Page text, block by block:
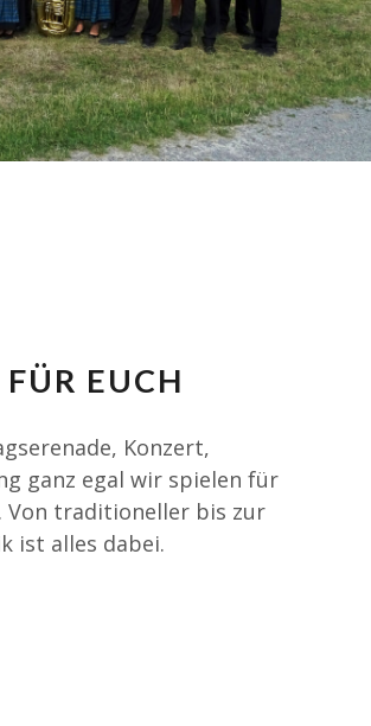
EUCH
Konzert,
ganz egal wir spielen für
Von traditioneller bis zur
ist alles dabei.